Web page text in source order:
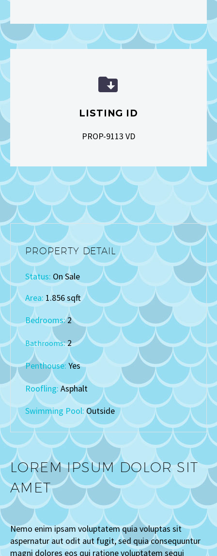


LISTING ID
PROP-9113 VD
PROPERTY DETAIL
Status: On Sale
Area: 1.856 sqft
Bedrooms:2
Bathrooms:2
Penthouse: Yes
Roofling:Asphalt
Swimming Pool: Outside
LOREM IPSUM DOLOR SIT
AMET
Nemo enim ipsam voluptatem quia voluptas sit
aspernatur aut odit aut fugit, sed quia consequuntur
magni dolores eos qui ratione voluptatem sequi